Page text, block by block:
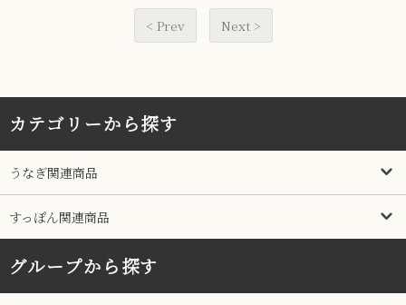
< Prev Next >
カテゴリーから探す
うなぎ関連商品
すっぽん関連商品
グループから探す